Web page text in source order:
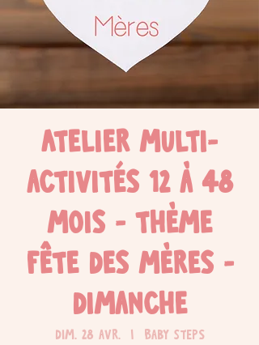
Atelier multi-
activités 12 à 48
mois - thème
fête des mères -
dimanche
dim. 28 avr.
  |
Baby Steps